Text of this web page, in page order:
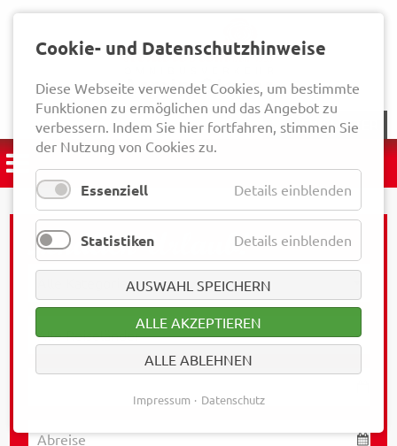
NEWSLETTER
Cookie- und Datenschutzhinweise
Diese Webseite verwendet Cookies, um bestimmte
Funktionen zu ermöglichen und das Angebot zu
verbessern. Indem Sie hier fortfahren, stimmen Sie
der Nutzung von Cookies zu.
Essenziell Details einblenden
Statistiken Details einblenden
AUSWAHL SPEICHERN
ALLE AKZEPTIEREN
ALLE ABLEHNEN
Impressum Datenschutz